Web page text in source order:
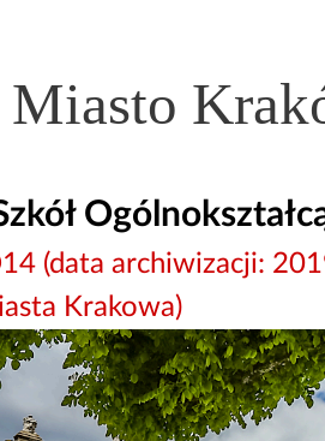
Miasto
(data archiwizacji:
Krakowa)